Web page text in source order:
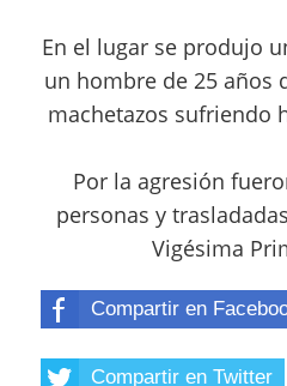
En el lugar se produjo
un hombre de 25 años
machetazos sufriendo
Por la agresión
personas y
Vigésima
Compartir en
Compartir en Twitter